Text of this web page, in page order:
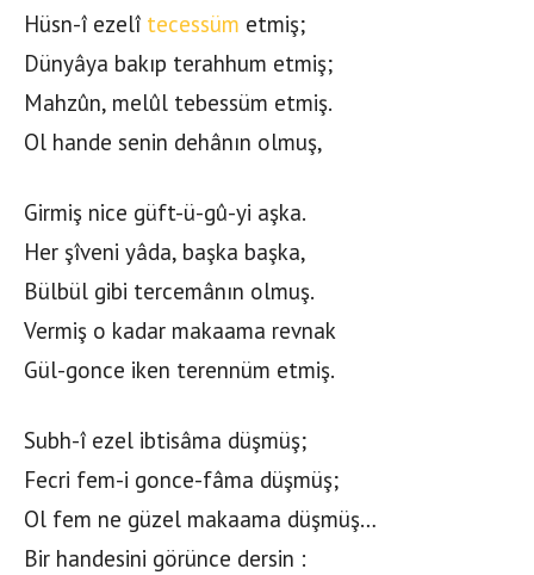
Hüsn-î ezelî tecessüm etmiş;
Dünyâya bakıp terahhum etmiş;
Mahzûn, melûl tebessüm etmiş.
Ol hande senin dehânın olmuş,
Girmiş nice güft-ü-gû-yi aşka.
Her şîveni yâda, başka başka,
Bülbül gibi tercemânın olmuş.
Vermiş o kadar makaama revnak
Gül-gonce iken terennüm etmiş.
Subh-î ezel ibtisâma düşmüş;
Fecri fem-i gonce-fâma düşmüş;
Ol fem ne güzel makaama düşmüş…
Bir handesini görünce dersin :